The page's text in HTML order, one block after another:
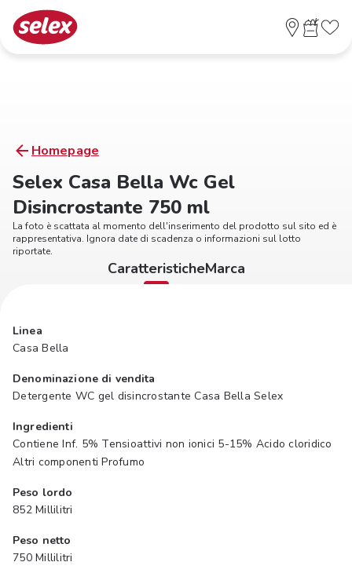
Homepage
Selex Casa Bella Wc Gel
Disincrostante 750 ml
La foto è scattata al momento dell'inserimento del prodotto sul sito ed è
rappresentativa. Ignora date di scadenza o informazioni sul lotto
riportate.
CaratteristicheMarca
Linea
Casa Bella
Denominazione di vendita
Detergente WC gel disincrostante Casa Bella Selex
Ingredienti
Contiene Inf. 5% Tensioattivi non ionici 5-15% Acido cloridico
Altri componenti Profumo
Peso lordo
852 Millilitri
Peso netto
750 Millilitri